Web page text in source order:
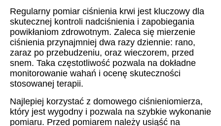
Regularny pomiar ciśnienia krwi jest kluczowy dla
skutecznej kontroli nadciśnienia i zapobiegania
powikłaniom zdrowotnym. Zaleca się mierzenie
ciśnienia przynajmniej dwa razy dziennie: rano,
zaraz po przebudzeniu, oraz wieczorem, przed
snem. Taka częstotliwość pozwala na dokładne
monitorowanie wahań i ocenę skuteczności
stosowanej terapii.
Najlepiej korzystać z domowego ciśnieniomierza,
który jest wygodny i pozwala na szybkie wykonanie
pomiaru. Przed pomiarem należy usiąść na